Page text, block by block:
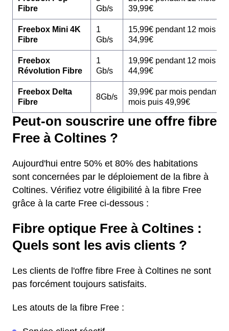
Fibre
Gb/s
39,99€
Freebox Mini 4K
Fibre
1
Gb/s
15,99€ pendant 12 mois
34,99€
Freebox
Révolution Fibre
1
Gb/s
19,99€ pendant 12 mois
44,99€
Freebox Delta
Fibre
8Gb/s
39,99€ par mois pendant 12
mois puis 49,99€
Peut-on souscrire une offre fibre
Free à Coltines ?
Aujourd'hui entre 50% et 80% des habitations
sont concernées par le déploiement de la fibre à
Coltines. Vérifiez votre éligibilité à la fibre Free
grâce à la carte Free ci-dessous :
Fibre optique Free à Coltines :
Quels sont les avis clients ?
Les clients de l'offre fibre Free à Coltines ne sont
pas forcément toujours satisfaits.
Les atouts de la fibre Free :